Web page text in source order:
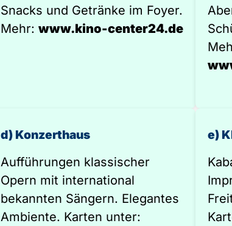
Snacks und Getränke im Foyer.
Mehr: www.kino-center24.de
d) Konzerthaus
Aufführungen klassischer
Opern mit international
bekannten Sängern. Elegantes
Ambiente. Karten unter:
e)